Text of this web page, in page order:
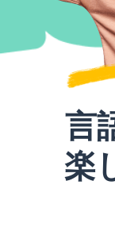
言
楽